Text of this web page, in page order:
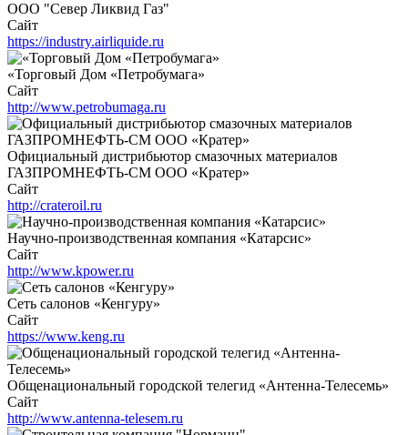
ООО "Север Ликвид Газ"
Сайт
https://industry.airliquide.ru
«Торговый Дом «Петробумага»
Сайт
http://www.petrobumaga.ru
Официальный дистрибьютор смазочных материалов
ГАЗПРОМНЕФТЬ-СМ ООО «Кратер»
Сайт
http://crateroil.ru
Научно-производственная компания «Катарсис»
Сайт
http://www.kpower.ru
Сеть салонов «Кенгуру»
Сайт
https://www.keng.ru
Общенациональный городской телегид «Антенна-Телесемь»
Сайт
http://www.antenna-telesem.ru